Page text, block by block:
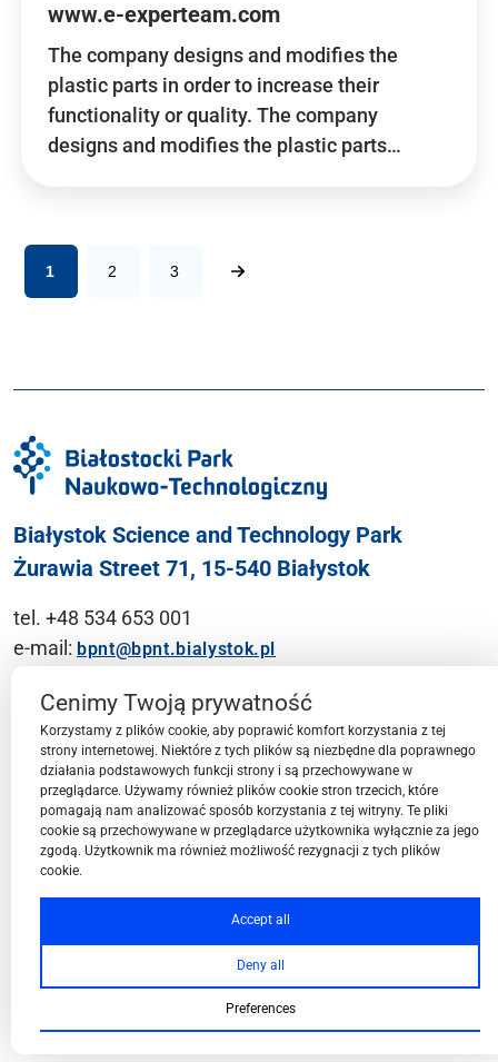
www.e-experteam.com
The company designs and modifies the
plastic parts in order to increase their
functionality or quality. The company
designs and modifies the plastic parts…
1 2 3
Białystok Science and Technology Park
Żurawia Street 71, 15-540 Białystok
tel. +48 534 653 001
e-mail: bpnt@bpnt.bialystok.pl
Contact
BPN-T Area
BPN-T Offer
Cenimy Twoją prywatność
Korzystamy z plików cookie, aby poprawić komfort korzystania z tej
strony internetowej. Niektóre z tych plików są niezbędne dla poprawnego
działania podstawowych funkcji strony i są przechowywane w
przeglądarce. Używamy również plików cookie stron trzecich, które
pomagają nam analizować sposób korzystania z tej witryny. Te pliki
cookie są przechowywane w przeglądarce użytkownika wyłącznie za jego
zgodą. Użytkownik ma również możliwość rezygnacji z tych plików
cookie.
Accept all
Deny all
Preferences